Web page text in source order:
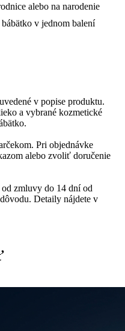
alebo na narodenie
v jednom balení
v popise produktu.
a vybrané kozmetické
Pri objednávke
alebo zvoliť doručenie
zmluvy do 14 dní od
Detaily nájdete v